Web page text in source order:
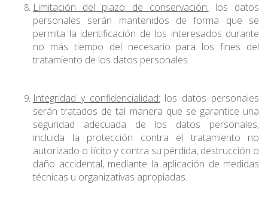
Limitación del plazo de conservación: los datos
personales serán mantenidos de forma que se
permita la identificación de los interesados durante
no más tiempo del necesario para los fines del
tratamiento de los datos personales.
Integridad y confidencialidad: los datos personales
serán tratados de tal manera que se garantice una
seguridad adecuada de los datos personales,
incluida la protección contra el tratamiento no
autorizado o ilícito y contra su pérdida, destrucción o
daño accidental, mediante la aplicación de medidas
técnicas u organizativas apropiadas.